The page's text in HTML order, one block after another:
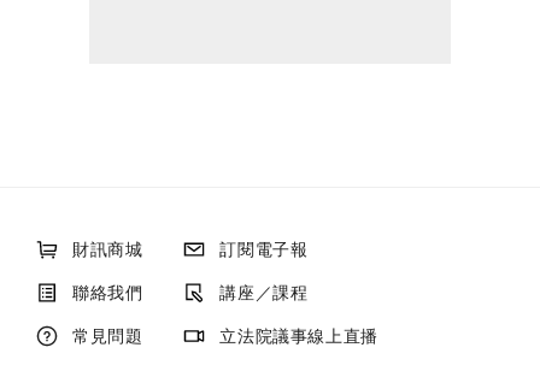
財訊商城
訂閱電子報
聯絡我們
講座／課程
常見問題
立法院議事線上直播